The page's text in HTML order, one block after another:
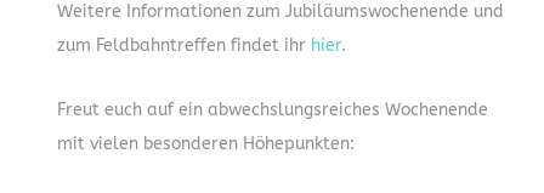
Weitere Informationen zum Jubiläumswochenende und
zum Feldbahntreffen findet ihr hier.
Freut euch auf ein abwechslungsreiches Wochenende
mit vielen besonderen Höhepunkten: